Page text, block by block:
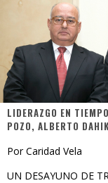
LIDERAZGO EN
POZO, ALBERTO
Por Caridad Vela
UN DESAYUNO DE